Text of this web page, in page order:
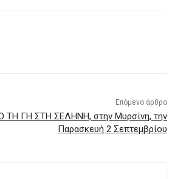
Επόμενο άρθρο
ΤΗ ΓΗ ΣΤΗ ΣΕΛΗΝΗ, στην Μυρσίνη, την
Παρασκευή 2 Σεπτεμβρίου